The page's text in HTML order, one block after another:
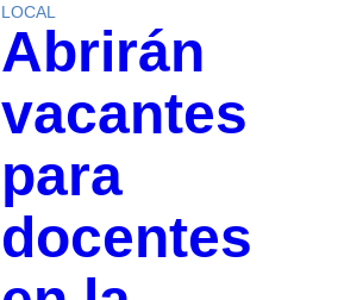
LOCAL
Abrirán
vacantes
para
docentes